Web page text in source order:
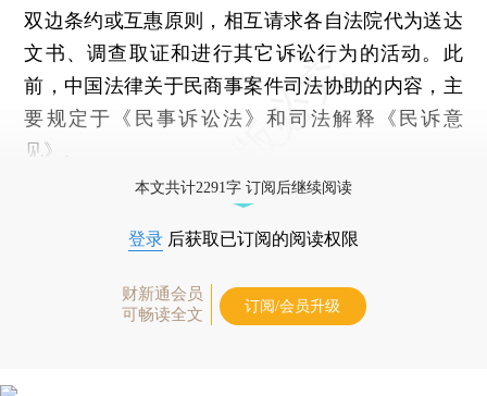
双边条约或互惠原则，相互请求各自法院代为送达
文书、调查取证和进行其它诉讼行为的活动。此
前，中国法律关于民商事案件司法协助的内容，主
要规定于《民事诉讼法》和司法解释《民诉意
见》。
本文共计2291字 订阅后继续阅读
登录 后获取已订阅的阅读权限
财新通会员
可畅读全文
订阅/会员升级